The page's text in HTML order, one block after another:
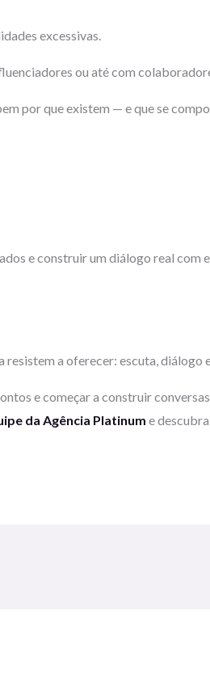
excessivas.
ou até com
por que existem — e que se
e construir um diálogo real com
resistem a oferecer: escuta, diálogo
e começar a construir
da Agência Platinum e